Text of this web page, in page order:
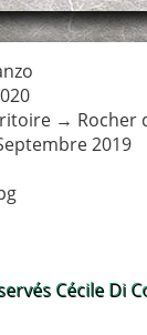
→ Rocher
2019
Cécile Di